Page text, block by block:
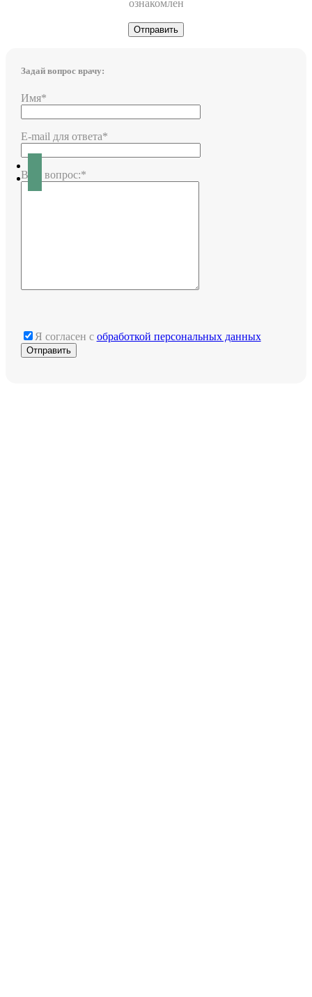
ознакомлен
Задай вопрос врачу:
Имя*
E-mail для ответа*
Ваш вопрос:*
Я согласен с обработкой персональных данных